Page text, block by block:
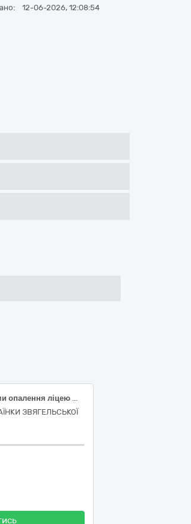
12-06-2026, 12:08:54
Поточний ремонт системи опалення ліцею № 1 імені Лесі Українки Звягельської міської ради за адресою :вулиця Косачів Родини,5,м.Звягель,Звягельський район ,Житомирська область
ЗВЯГЕЛЬСЬКОЇ